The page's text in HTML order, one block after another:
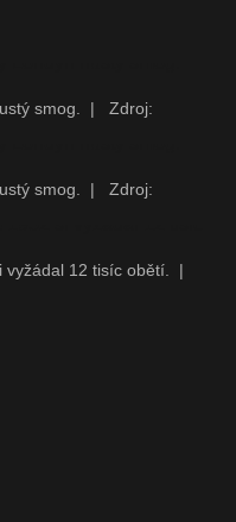
smog. |
Zdroj:
smog. |
Zdroj:
12 tisíc obětí.
|